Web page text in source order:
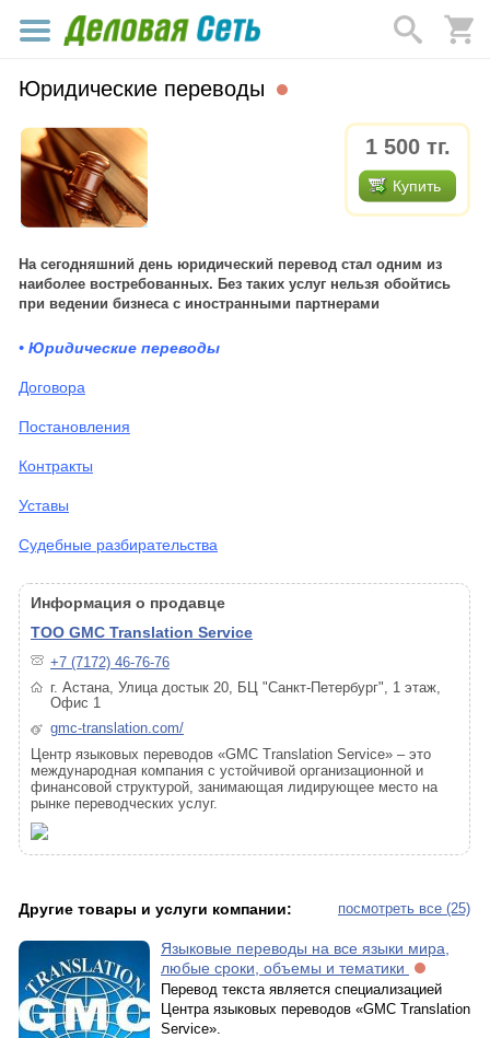
Юридические переводы
1 500 тг.
Купить
На сегодняшний день юридический перевод стал одним из
наиболее востребованных. Без таких услуг нельзя обойтись
при ведении бизнеса с иностранными партнерами
• Юридические переводы
Договора
Постановления
Контракты
Уставы
Судебные разбирательства
Информация о продавце
ТОО GMC Translation Service
+7 (7172) 46-76-76
г. Астана, Улица достык 20, БЦ "Санкт-Петербург", 1 этаж,
Офис 1
gmc-translation.com/
Центр языковых переводов «GMC Translation Service» – это
международная компания с устойчивой организационной и
финансовой структурой, занимающая лидирующее место на
рынке переводческих услуг.
посмотреть все (25)
Другие товары и услуги компании:
Языковые переводы на все языки мира,
любые сроки, объемы и тематики
Перевод текста является специализацией
Центра языковых переводов «GMC Translation
Service».